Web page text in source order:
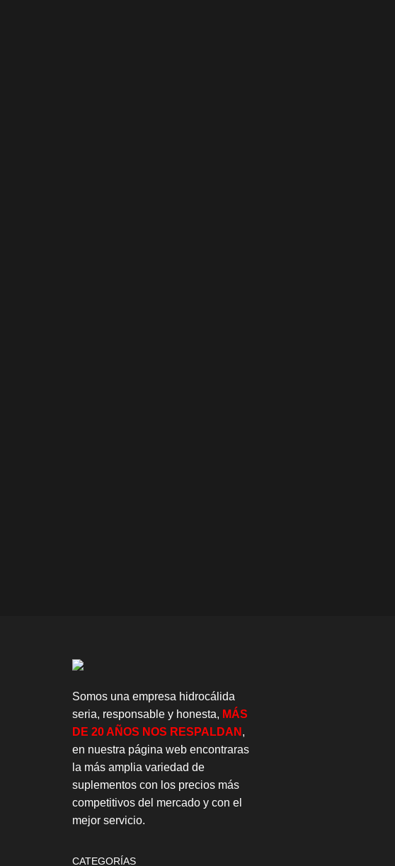
Somos una empresa hidrocálida
seria, responsable y honesta, MÁS
DE 20 AÑOS NOS RESPALDAN ,
en nuestra página web encontraras
la más amplia variedad de
suplementos con los precios más
competitivos del mercado y con el
mejor servicio.
CATEGORÍAS